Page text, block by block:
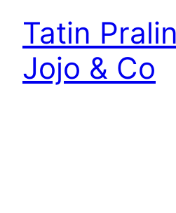
Tatin
Jojo & Co